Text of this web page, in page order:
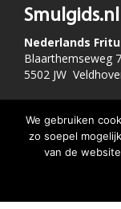
Smulgids.nl
Nederlands
Blaarthemseweg
5502 JW
T : 040-7200900
:
We gebruiken
zo soepel
van de